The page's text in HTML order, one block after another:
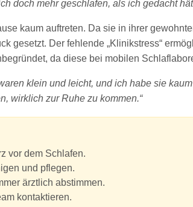
doch mehr geschlafen, als ich gedacht
kaum auftreten. Da sie in ihrer
gesetzt. Der fehlende „Klinikstress“
da diese bei mobilen
klein und leicht, und ich habe sie
wirklich zur Ruhe zu kommen.“
vor dem Schlafen.
und pflegen.
ärztlich abstimmen.
kontaktieren.